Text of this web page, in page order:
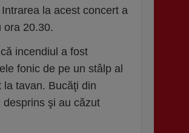
la acest concert a
ora 20.30.
incendiul a fost
fonic de pe un stâlp al
tavan. Bucăţi din
şi au căzut